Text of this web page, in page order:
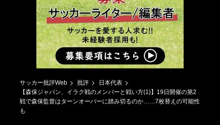
サッカー批評Web 批評
日本代表
【森保ジャパン、イラク戦のメンバーと戦い方(1)】19日開催の第2
戦で森保監督はターンオーバーに踏み切るのか……7枚替えの可能性
も